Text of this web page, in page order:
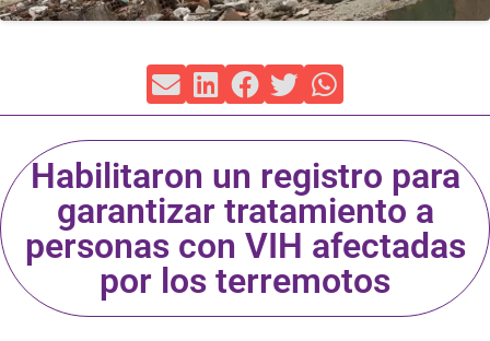
Habilitaron un registro para
garantizar tratamiento a
personas con VIH afectadas
por los terremotos